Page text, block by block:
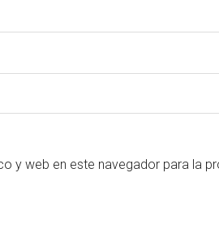
y web en este navegador para la